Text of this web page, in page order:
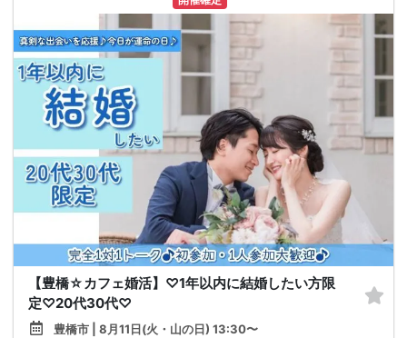
【豊橋☆カフェ婚活】♡1年以内に結婚したい方限
定♡20代30代♡
豊橋市 | 8月11日(火・山の日) 13:30〜